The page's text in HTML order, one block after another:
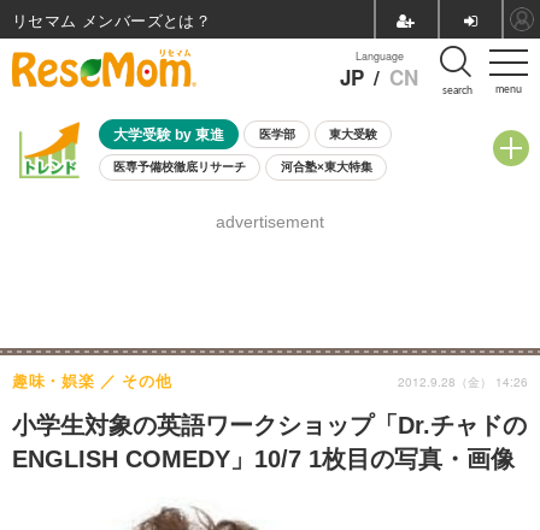
menu
Language
JP / CN search
大学受験 by 東進 医学部 東大受験
医専予備校徹底リサーチ 河合塾×東大特集
8月開催学校説明会・相談会
advertisement
小学生対象の英語ワークショップ「Dr.チャドの
ENGLISH COMEDY」10/7 1枚目の写真・画像
趣味・娯楽 その他 2012.9.28（金） 14:26
リセマム メンバーズ